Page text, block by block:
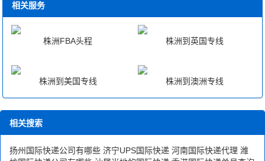
相关服务
株洲FBA头程 株洲到英国专线
株洲到美国专线 株洲到澳洲专线
相关搜索
扬州国际快递公司有哪些 济宁UPS国际快递 河南国际快递代理 潍